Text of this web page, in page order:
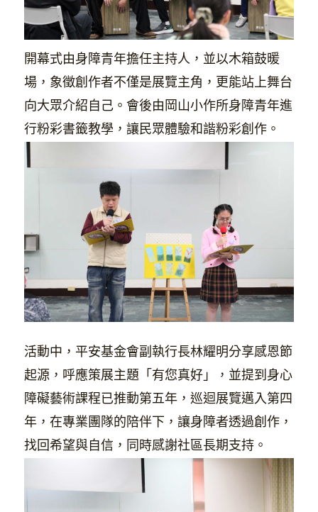
開幕式由身障青年擔任主持人，並以木箱鼓暖
場，象徵創作者不僅是展覽主角，更能站上舞台
向大眾介紹自己。會後由岡山小作所身障青年進
行粉彩書籤教學，讓民眾體驗和諧粉彩創作。
活動中，平安基金會副執行長林耀明分享感恩節
起源，呼應策展主題「有您真好」，並提到身心
障礙藝術課程已推動第五年，巡迴展覽邁入第四
年，在專業團隊的陪伴下，讓身障者透過創作，
找回希望與自信，同時感謝社區長期支持。